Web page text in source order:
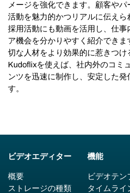
メージを強化できます。顧客や
活動を魅力的かつリアルに伝えら
採用活動にも動画を活用し、仕事
ア機会を分かりやすく紹介でき
切な人材をより効果的に惹きつけ
Kudoflixを使えば、社内外のコミ
ンツを迅速に制作し、安定した発
す。
ビデオエディター
概要
ストレージの種類
機能
ビデオテン
タイムライ